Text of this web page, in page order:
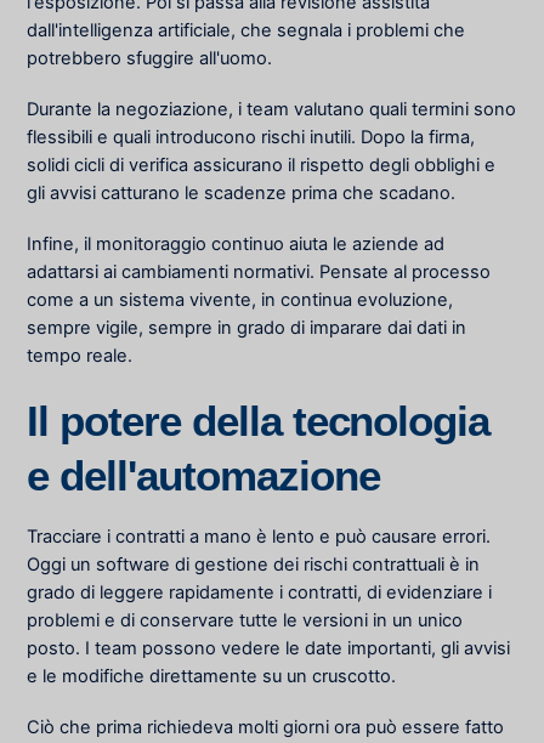
dall'intelligenza artificiale, che segnala i problemi che
potrebbero sfuggire all'uomo.
Durante la negoziazione, i team valutano quali termini sono
flessibili e quali introducono rischi inutili. Dopo la firma,
solidi cicli di verifica assicurano il rispetto degli obblighi e
gli avvisi catturano le scadenze prima che scadano.
Infine, il monitoraggio continuo aiuta le aziende ad
adattarsi ai cambiamenti normativi. Pensate al processo
come a un sistema vivente, in continua evoluzione,
sempre vigile, sempre in grado di imparare dai dati in
tempo reale.
Il potere della tecnologia
e dell'automazione
Tracciare i contratti a mano è lento e può causare errori.
Oggi un software di gestione dei rischi contrattuali è in
grado di leggere rapidamente i contratti, di evidenziare i
problemi e di conservare tutte le versioni in un unico
posto. I team possono vedere le date importanti, gli avvisi
e le modifiche direttamente su un cruscotto.
Ciò che prima richiedeva molti giorni ora può essere fatto